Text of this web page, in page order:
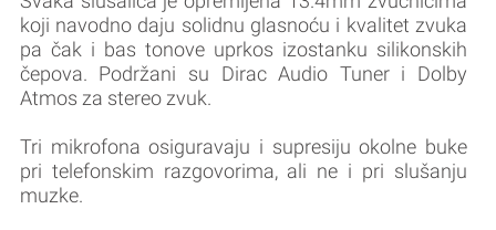
koji navodno daju solidnu glasnoću i kvalitet zvuka
pa čak i bas tonove uprkos izostanku silikonskih
čepova. Podržani su Dirac Audio Tuner i Dolby
Atmos za stereo zvuk.
Tri mikrofona osiguravaju i supresiju okolne buke
pri telefonskim razgovorima, ali ne i pri slušanju
muzke.